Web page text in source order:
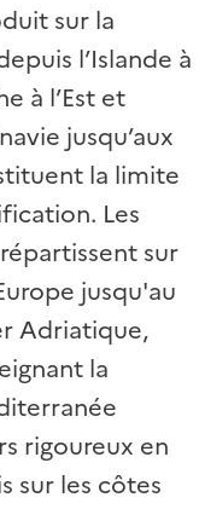
sur la
l’Islande à
à l’Est et
jusqu’aux
la limite
Les
sur
jusqu'au
Adriatique,
la
rigoureux en
sur les côtes